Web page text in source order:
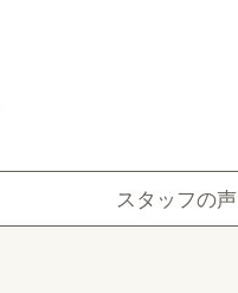
スタッフの声